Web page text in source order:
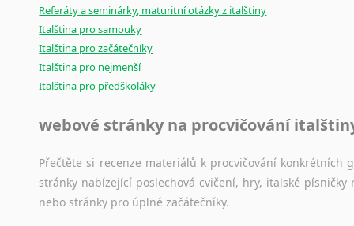
Referáty a seminárky, maturitní otázky z italštiny
Italština pro samouky
Italština pro začátečníky
Italština pro nejmenší
Italština pro předškoláky
webové stránky na procvičování
Přečtěte si recenze materiálů k procvičování
stránky nabízející poslechová cvičení, hry, italské
nebo stránky pro úplné začátečníky.